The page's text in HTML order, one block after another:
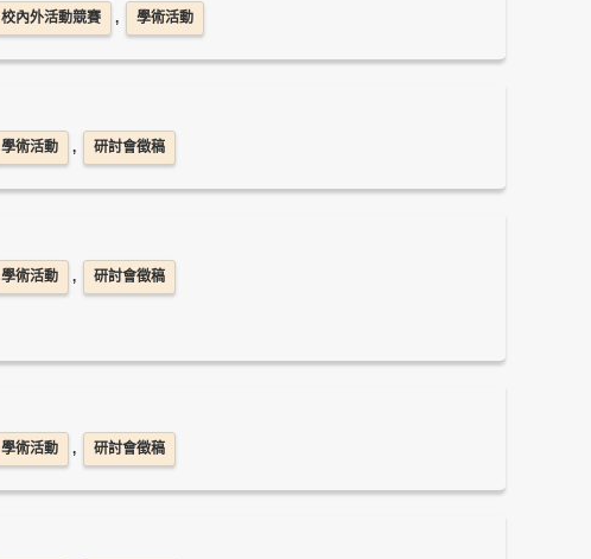
校內外活動競賽 , 學術活動
學術活動 , 研討會徵稿
學術活動 , 研討會徵稿
學術活動 , 研討會徵稿